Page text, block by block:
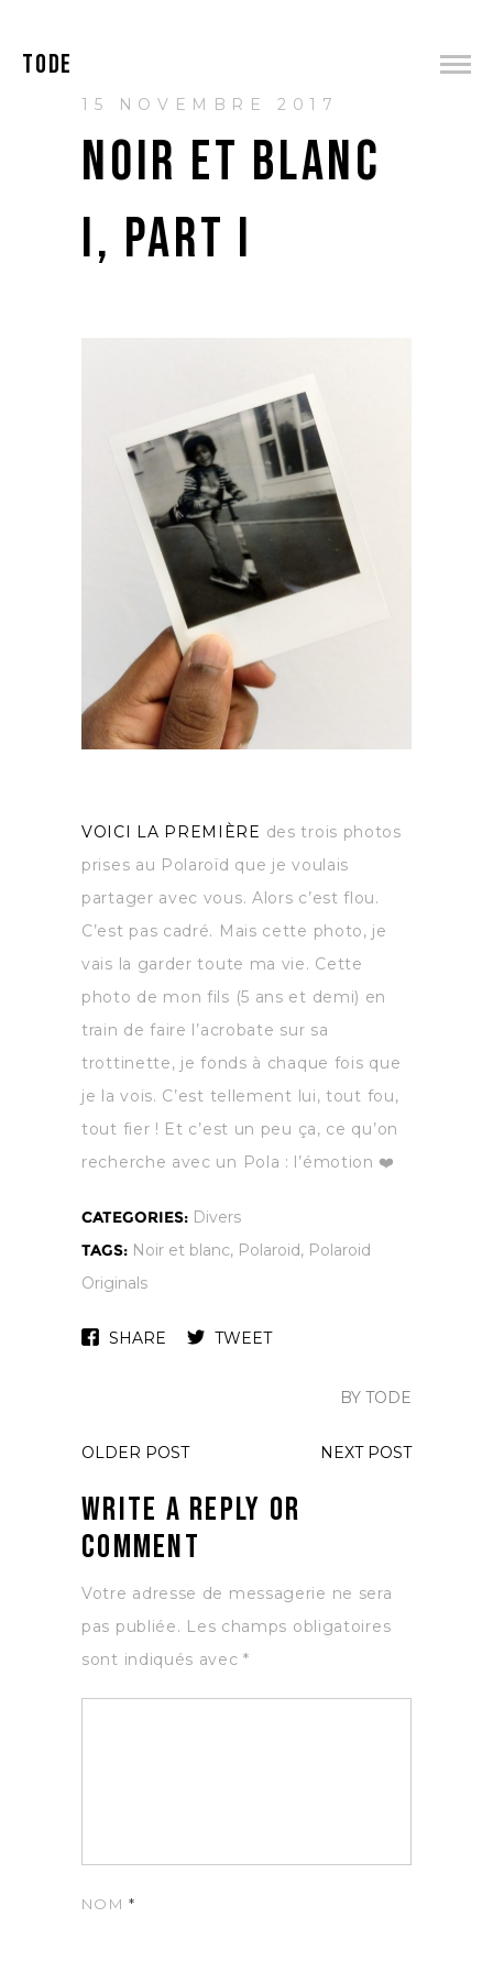
TODE
15 NOVEMBRE 2017
NOIR ET BLANC
I, PART I
VOICI LA PREMIÈRE des trois photos
prises au Polaroïd que je voulais
partager avec vous. Alors c’est flou.
C’est pas cadré. Mais cette photo, je
vais la garder toute ma vie. Cette
photo de mon fils (5 ans et demi) en
train de faire l’acrobate sur sa
trottinette, je fonds à chaque fois que
je la vois. C’est tellement lui, tout fou,
tout fier ! Et c’est un peu ça, ce qu’on
recherche avec un Pola : l’émotion ❤️
CATEGORIES: Divers
TAGS: Noir et blanc, Polaroid, Polaroid
Originals
SHARE TWEET
BY TODE
OLDER POST NEXT POST
Write a Reply or
Comment
Votre adresse de messagerie ne sera
pas publiée. Les champs obligatoires
sont indiqués avec*
NOM *